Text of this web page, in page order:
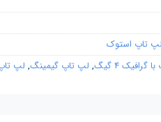
لپ تاپ استوک
گرافیک 4 گیگ , لپ تاپ گیمینگ, لپ